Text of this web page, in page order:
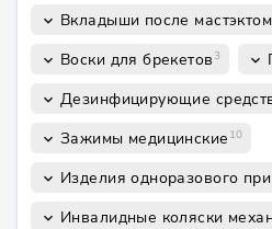
keyboard_arrow_down Вкладыши после
keyboard_arrow_down Воски для брекетов 3 keyboard_arrow_down
keyboard_arrow_down Дезинфицирующие
keyboard_arrow_down Зажимы медицинские 10
keyboard_arrow_down Изделия одноразового
keyboard_arrow_down Инвалидные коляски